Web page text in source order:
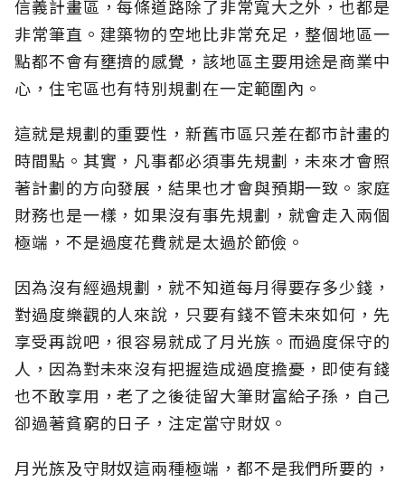
信義計畫區，每條道路除了非常寬大之外，也都是
非常筆直。建築物的空地比非常充足，整個地區一
點都不會有壅擠的感覺，該地區主要用途是商業中
心，住宅區也有特別規劃在一定範圍內。
這就是規劃的重要性，新舊市區只差在都市計畫的
時間點。其實，凡事都必須事先規劃，未來才會照
著計劃的方向發展，結果也才會與預期一致。家庭
財務也是一樣，如果沒有事先規劃，就會走入兩個
極端，不是過度花費就是太過於節儉。
因為沒有經過規劃，就不知道每月得要存多少錢，
對過度樂觀的人來說，只要有錢不管未來如何，先
享受再說吧，很容易就成了月光族。而過度保守的
人，因為對未來沒有把握造成過度擔憂，即使有錢
也不敢享用，老了之後徒留大筆財富給子孫，自己
卻過著貧窮的日子，注定當守財奴。
月光族及守財奴這兩種極端，都不是我們所要的，